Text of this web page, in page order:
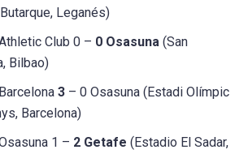
Leganés)
Club 0 – 0 Osasuna (San
Bilbao)
3 – 0 Osasuna (Estadi Olímpic
Barcelona)
1 – 2 Getafe (Estadio El Sadar,